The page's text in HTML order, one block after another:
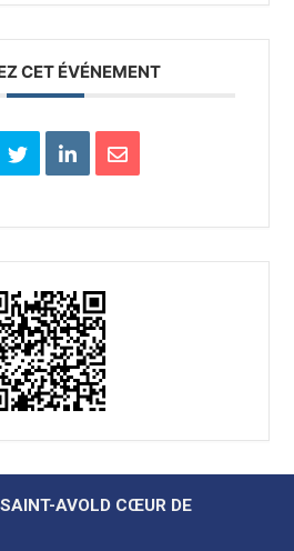
CET ÉVÉNEMENT
AVOLD CŒUR DE